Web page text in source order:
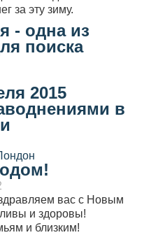
за эту зиму.
- одна из
поиска
2015
в
вас с Новым
и здоровы!
и близким!